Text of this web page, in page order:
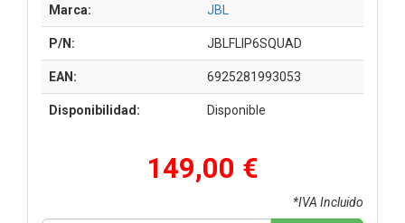
Marca: JBL
P/N: JBLFLIP6SQUAD
EAN: 6925281993053
Disponibilidad: Disponible
149,00 €
*IVA Incluido